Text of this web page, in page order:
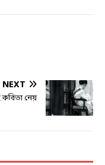
NEXT
কবিতা নেয়